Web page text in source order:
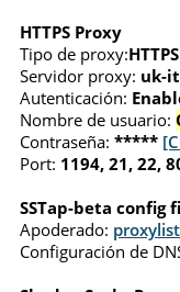
HTTPS Proxy
Tipo de proxy:HTTPS
Servidor proxy: uk-
Autenticación:
Nombre de usuario:
Contraseña: *****
Port: 1194, 21, 22,
SSTap-beta config
Apoderado:
Configuración de